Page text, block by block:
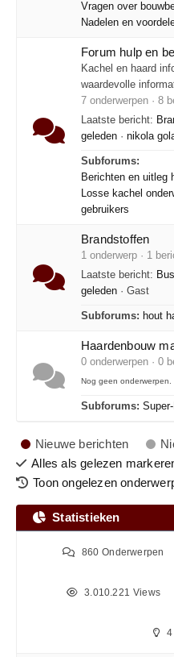
Vragen over
Nadelen en
Forum hulp en
Kachel en haard
waardevolle
7 onderwerpen · 8
Laatste bericht:
geleden · nikola
Subforums:
Berichten en uitleg
Losse kachel
gebruikers
Brandstoffen
1 onderwerp · 1
Laatste bericht:
geleden · Gast
Subforums: hout
Haardenbouw
0 onderwerpen · 0
Nog geen onderwerpen.
Subforums:
Nieuwe berichten
Alles als gelezen
Toon ongelezen
Statistieken
860 Onderwerpen
3.010.221 Views
4